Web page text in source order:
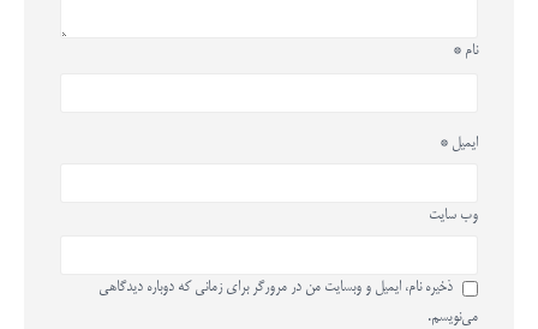
نام *
ایمیل *
وب‌ سایت
ذخیره نام، ایمیل و وبسایت من در مرورگر برای زمانی که دوباره دیدگاهی
می‌نویسم.